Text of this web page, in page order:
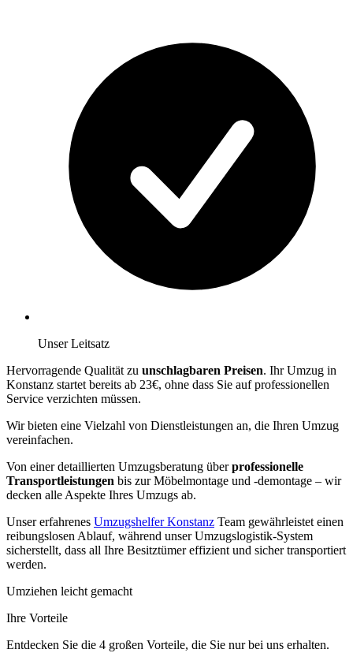
Unser Leitsatz
Hervorragende Qualität zu unschlagbaren Preisen. Ihr Umzug in
Konstanz startet bereits ab 23€, ohne dass Sie auf professionellen
Service verzichten müssen.
Wir bieten eine Vielzahl von Dienstleistungen an, die Ihren Umzug
vereinfachen.
Von einer detaillierten Umzugsberatung überprofessionelle
Transportleistungen bis zur Möbelmontage und -demontage – wir
decken alle Aspekte Ihres Umzugs ab.
Unser erfahrenes Umzugshelfer Konstanz Team gewährleistet einen
reibungslosen Ablauf, während unser Umzugslogistik-System
sicherstellt, dass all Ihre Besitztümer effizient und sicher transportiert
werden.
Umziehen leicht gemacht
Ihre Vorteile
Entdecken Sie die 4 großen Vorteile, die Sie nur bei uns erhalten.